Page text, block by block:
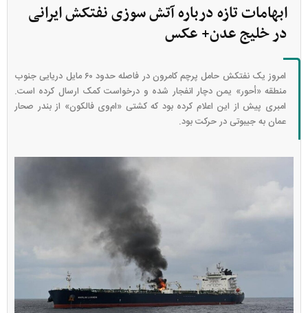
ابهامات تازه درباره آتش سوزی نفتکش ایرانی
در خلیج عدن+ عکس
امروز یک نفتکش حامل پرچم کامرون در فاصله حدود ۶۰ مایل دریایی جنوب
منطقه «أحور» یمن دچار انفجار شده و درخواست کمک ارسال کرده است.
امبری پیش از این اعلام کرده بود که کشتی «ام‌وی فالکون» از بندر صحار
عمان به جیبوتی در حرکت بود.